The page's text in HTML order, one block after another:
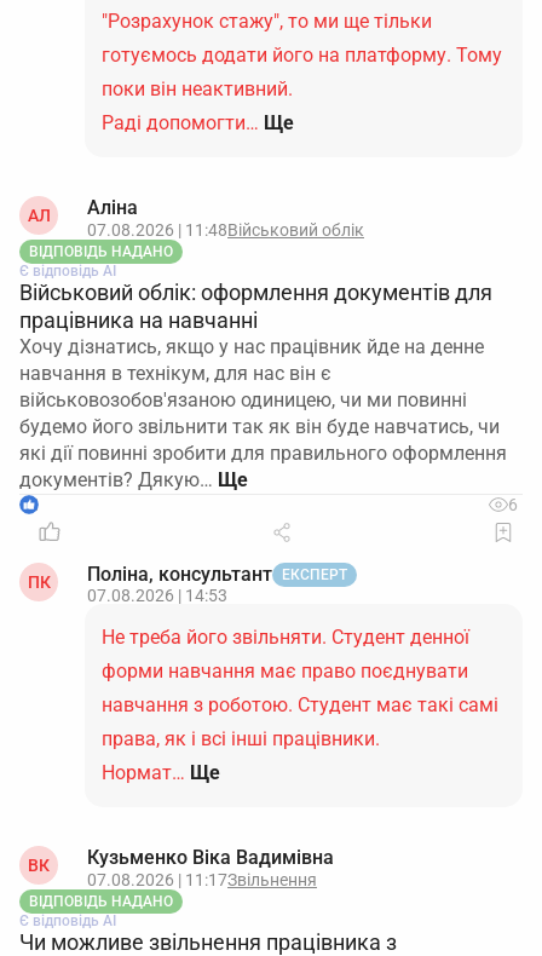
"Розрахунок стажу", то ми ще тільки
готуємось додати його на платформу. Тому
поки він неактивний.
Раді допомогти… Ще
АЛ Аліна
07.08.2026 | 11:48Військовий облік
ВІДПОВІДЬ НАДАНО
Є відповідь АІ
Військовий облік: оформлення документів для
працівника на навчанні
Хочу дізнатись, якщо у нас працівник йде на денне
навчання в технікум, для нас він є
військовозобов'язаною одиницею, чи ми повинні
будемо його звільнити так як він буде навчатись, чи
які дії повинні зробити для правильного оформлення
документів? Дякую…
1 6
ПК Поліна, консультант ЕКСПЕРТ
07.08.2026 | 14:53
Не треба його звільняти. Студент денної
форми навчання має право поєднувати
навчання з роботою. Студент має такі самі
права, як і всі інші працівники.
Нормат… Ще
ВК Кузьменко Віка Вадимівна
07.08.2026 | 11:17Звільнення
ВІДПОВІДЬ НАДАНО
Є відповідь АІ
Чи можливе звільнення працівника з